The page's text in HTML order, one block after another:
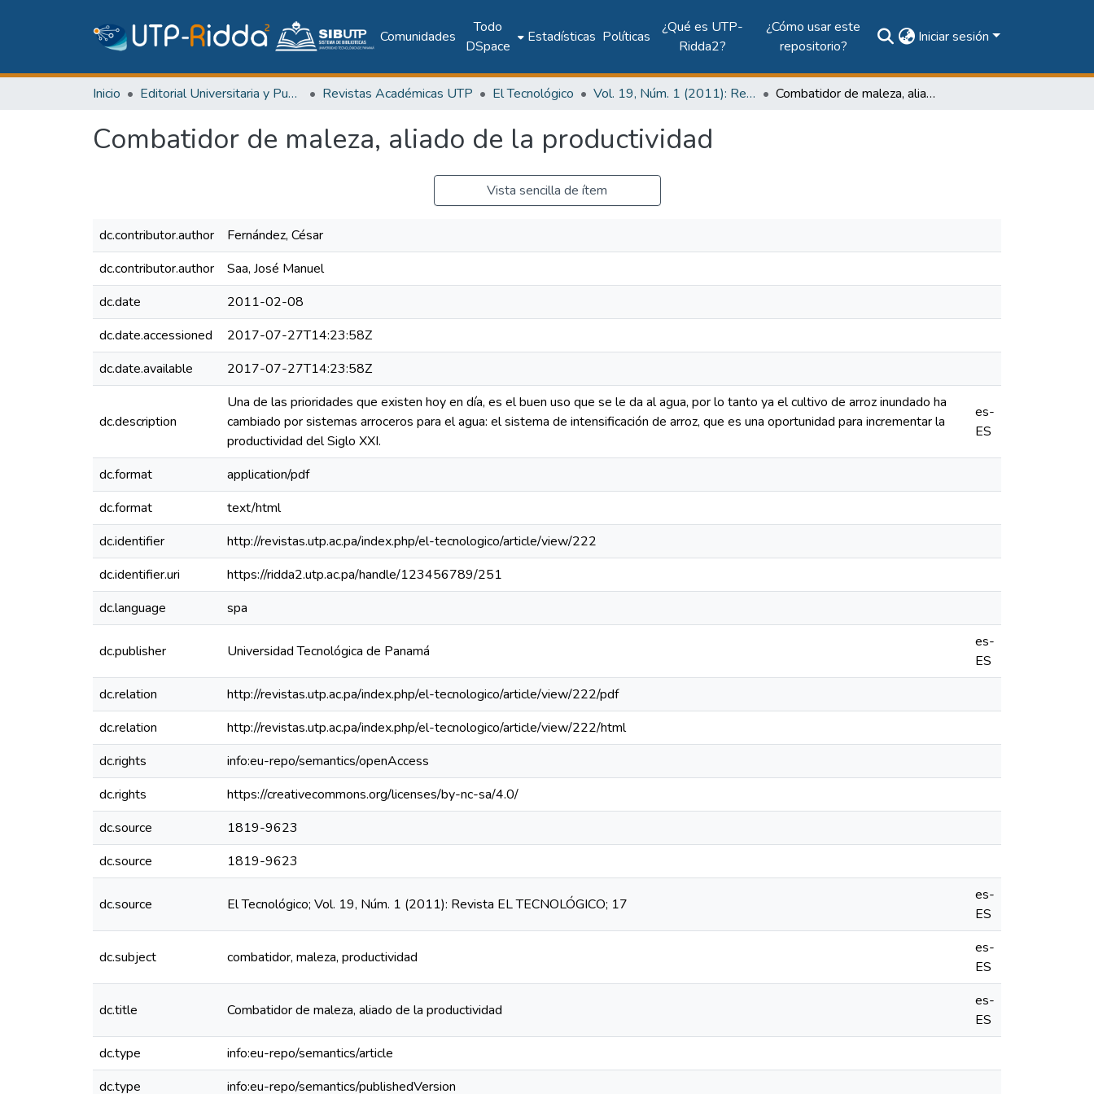
Comunidades
Todo
DSpace
Estadísticas Políticas
¿Qué es UTP-
Ridda2?
¿Cómo usar este
repositorio?
Iniciar sesión
Inicio Editorial Universitaria y Publicaciones Seriadas Revistas Académicas UTP El Tecnológico Vol. 19, Núm. 1 (2011): Revista EL TECNOLÓGICO Combatidor de maleza, aliado de la productividad
Combatidor de maleza, aliado de la productividad
Vista sencilla de ítem
dc.contributor.author
Fernández, César
dc.contributor.author
Saa, José Manuel
dc.date
2011-02-08
dc.date.accessioned
2017-07-27T14:23:58Z
dc.date.available
2017-07-27T14:23:58Z
dc.description
Una de las prioridades que existen hoy en día, es el buen uso que se le da al agua, por lo tanto ya el cultivo de arroz inundado ha
cambiado por sistemas arroceros para el agua: el sistema de intensificación de arroz, que es una oportunidad para incrementar la
productividad del Siglo XXI.
es-
ES
dc.format
application/pdf
dc.format
text/html
dc.identifier
http://revistas.utp.ac.pa/index.php/el-tecnologico/article/view/222
dc.identifier.uri
https://ridda2.utp.ac.pa/handle/123456789/251
dc.language
spa
dc.publisher Universidad Tecnológica de Panamá
es-
ES
dc.relation
http://revistas.utp.ac.pa/index.php/el-tecnologico/article/view/222/pdf
dc.relation
http://revistas.utp.ac.pa/index.php/el-tecnologico/article/view/222/html
dc.rights
info:eu-repo/semantics/openAccess
dc.rights
https://creativecommons.org/licenses/by-nc-sa/4.0/
dc.source
1819-9623
dc.source
1819-9623
dc.source El Tecnológico; Vol. 19, Núm. 1 (2011): Revista EL TECNOLÓGICO; 17
es-
ES
dc.subject combatidor, maleza, productividad
es-
ES
dc.title Combatidor de maleza, aliado de la productividad
es-
ES
dc.type
info:eu-repo/semantics/article
dc.type
info:eu-repo/semantics/publishedVersion